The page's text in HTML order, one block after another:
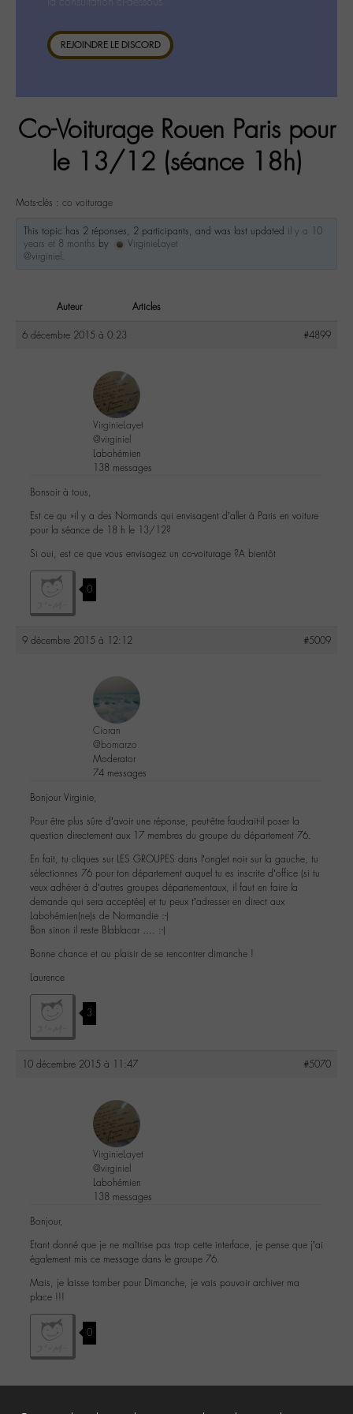
REJOINDRE LE DISCORD
Co-Voiturage Rouen Paris pour
le 13/12 (séance 18h)
Mots-clés : co voiturage
This topic has 2 réponses, 2 participants, and was last updated il y a 10
years et 8 months by
VirginieLayet
@virginiel.
Auteur Articles
6 décembre 2015 à 0:23 #4899
VirginieLayet
@virginiel
Labohémien
138 messages
Bonsoir à tous,
Est ce qu »il y a des Normands qui envisagent d’aller à Paris en voiture
pour la séance de 18 h le 13/12?
Si oui, est ce que vous envisagez un co-voiturage ?A bientôt
0
9 décembre 2015 à 12:12 #5009
Cioran
@bomarzo
Moderator
74 messages
Bonjour Virginie,
Pour être plus sûre d’avoir une réponse, peut-être faudrait-il poser la
question directement aux 17 membres du groupe du département 76.
En fait, tu cliques sur LES GROUPES dans l’onglet noir sur la gauche, tu
sélectionnes 76 pour ton département auquel tu es inscrite d’office (si tu
veux adhérer à d’autres groupes départementaux, il faut en faire la
demande qui sera acceptée) et tu peux t’adresser en direct aux
Labohémien(ne)s de Normandie :-)
Bon sinon il reste Blablacar …. :-)
Bonne chance et au plaisir de se rencontrer dimanche !
Laurence
3
10 décembre 2015 à 11:47 #5070
VirginieLayet
@virginiel
Labohémien
138 messages
Bonjour,
Etant donné que je ne maîtrise pas trop cette interface, je pense que j’ai
également mis ce message dans le groupe 76.
Mais, je laisse tomber pour Dimanche, je vais pouvoir archiver ma
place !!!
0
Le forum ‘Le « chat » du corridor’ est fermé à de nouveaux sujets et